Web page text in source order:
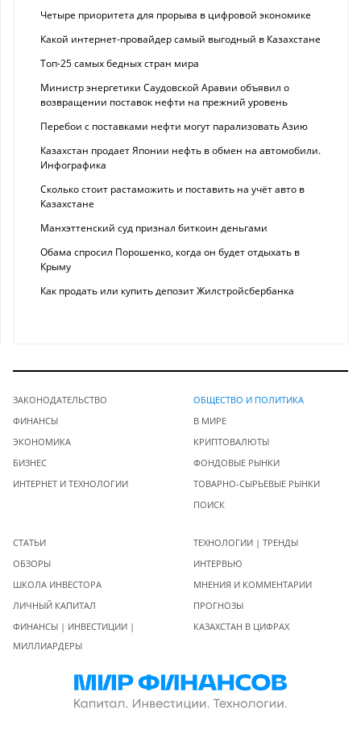
Четыре приоритета для прорыва в цифровой экономике
Какой интернет-провайдер самый выгодный в Казахстане
Топ-25 самых бедных стран мира
Министр энергетики Саудовской Аравии объявил о
возвращении поставок нефти на прежний уровень
Перебои с поставками нефти могут парализовать Азию
Казахстан продает Японии нефть в обмен на автомобили.
Инфографика
Сколько стоит растаможить и поставить на учёт авто в
Казахстане
Манхэттенский суд признал биткоин деньгами
Обама спросил Порошенко, когда он будет отдыхать в
Крыму
Как продать или купить депозит Жилстройсбербанка
ЗАКОНОДАТЕЛЬСТВО
ФИНАНСЫ
ЭКОНОМИКА
БИЗНЕС
ИНТЕРНЕТ И ТЕХНОЛОГИИ
ОБЩЕСТВО И ПОЛИТИКА
В МИРЕ
КРИПТОВАЛЮТЫ
ФОНДОВЫЕ РЫНКИ
ТОВАРНО-СЫРЬЕВЫЕ РЫНКИ
ПОИСК
СТАТЬИ
ОБЗОРЫ
ШКОЛА ИНВЕСТОРА
ЛИЧНЫЙ КАПИТАЛ
ФИНАНСЫ | ИНВЕСТИЦИИ |
МИЛЛИАРДЕРЫ
ТЕХНОЛОГИИ | ТРЕНДЫ
ИНТЕРВЬЮ
МНЕНИЯ И КОММЕНТАРИИ
ПРОГНОЗЫ
КАЗАХСТАН В ЦИФРАХ